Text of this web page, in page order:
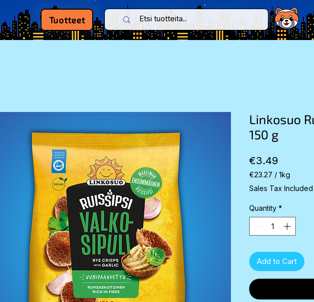
Tuotteet
Linkosuo
150 g
€3.49
€23.27 / 1kg
€23.27
per
1
Kilogram
Sales Tax Included
Quantity *
Add to Cart